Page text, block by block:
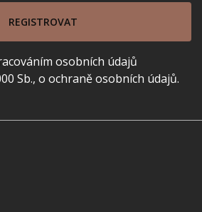
REGISTROVAT
osobních údajů
Sb., o ochraně osobních údajů.